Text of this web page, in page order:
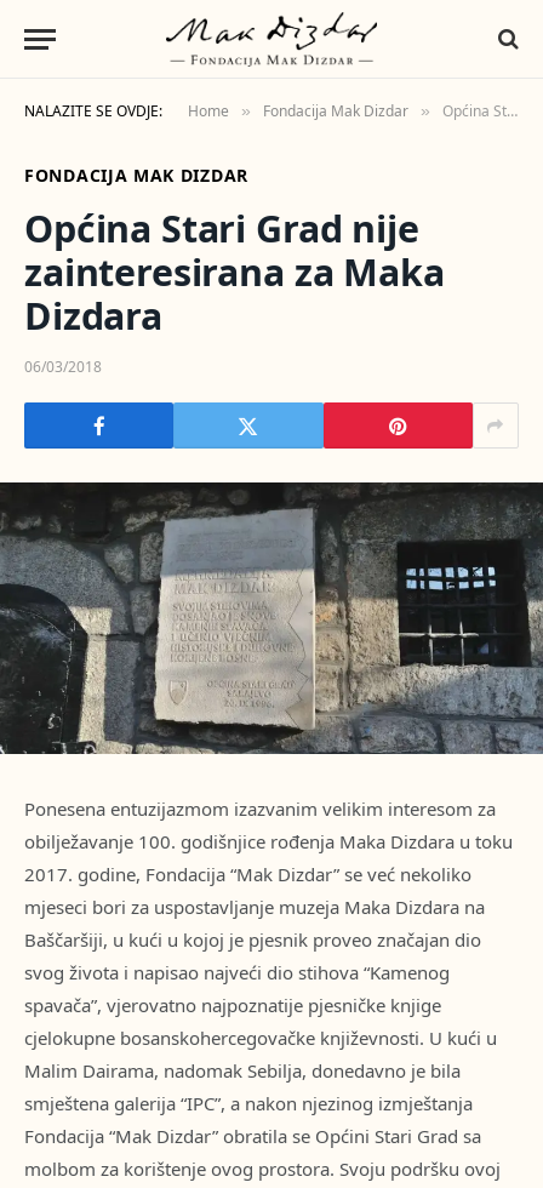
NALAZITE SE OVDJE: Home » Fondacija Mak Dizdar » Općina Stari Grad nije zainteresirana za Maka Dizdara
FONDACIJA MAK DIZDAR
Općina Stari Grad nije
zainteresirana za Maka
Dizdara
06/03/2018
Ponesena entuzijazmom izazvanim velikim interesom za
obilježavanje 100. godišnjice rođenja Maka Dizdara u toku
2017. godine, Fondacija “Mak Dizdar” se već nekoliko
mjeseci bori za uspostavljanje muzeja Maka Dizdara na
Baščaršiji, u kući u kojoj je pjesnik proveo značajan dio
svog života i napisao najveći dio stihova “Kamenog
spavača”, vjerovatno najpoznatije pjesničke knjige
cjelokupne bosanskohercegovačke književnosti. U kući u
Malim Dairama, nadomak Sebilja, donedavno je bila
smještena galerija “IPC”, a nakon njezinog izmještanja
Fondacija “Mak Dizdar” obratila se Općini Stari Grad sa
molbom za korištenje ovog prostora. Svoju podršku ovoj